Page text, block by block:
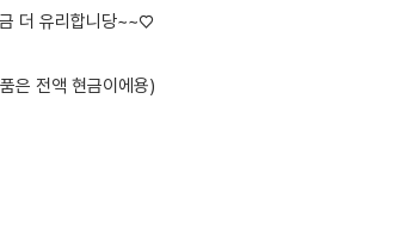
더 유리합니당~~♡
은 전액 현금이에용)